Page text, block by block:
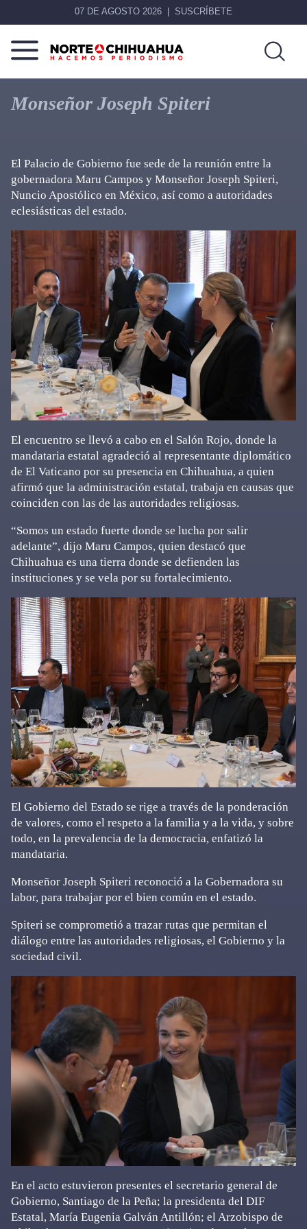
07 DE AGOSTO 2026 SUSCRÍBETE
Norte
Chihuahua
Más
que
noticias,
Monseñor Joseph Spiteri
El Palacio de Gobierno fue sede de la reunión entre la
gobernadora Maru Campos y Monseñor Joseph Spiteri,
Nuncio Apostólico en México, así como a autoridades
eclesiásticas del estado.
El encuentro se llevó a cabo en el Salón Rojo, donde la
mandataria estatal agradeció al representante diplomático
de El Vaticano por su presencia en Chihuahua, a quien
afirmó que la administración estatal, trabaja en causas que
coinciden con las de las autoridades religiosas.
“Somos un estado fuerte donde se lucha por salir
adelante”, dijo Maru Campos, quien destacó que
Chihuahua es una tierra donde se defienden las
instituciones y se vela por su fortalecimiento.
El Gobierno del Estado se rige a través de la ponderación
de valores, como el respeto a la familia y a la vida, y sobre
todo, en la prevalencia de la democracia, enfatizó la
mandataria.
Monseñor Joseph Spiteri reconoció a la Gobernadora su
labor, para trabajar por el bien común en el estado.
Spiteri se comprometió a trazar rutas que permitan el
diálogo entre las autoridades religiosas, el Gobierno y la
sociedad civil.
En el acto estuvieron presentes el secretario general de
Gobierno, Santiago de la Peña; la presidenta del DIF
Estatal, María Eugenia Galván Antillón; el Arzobispo de